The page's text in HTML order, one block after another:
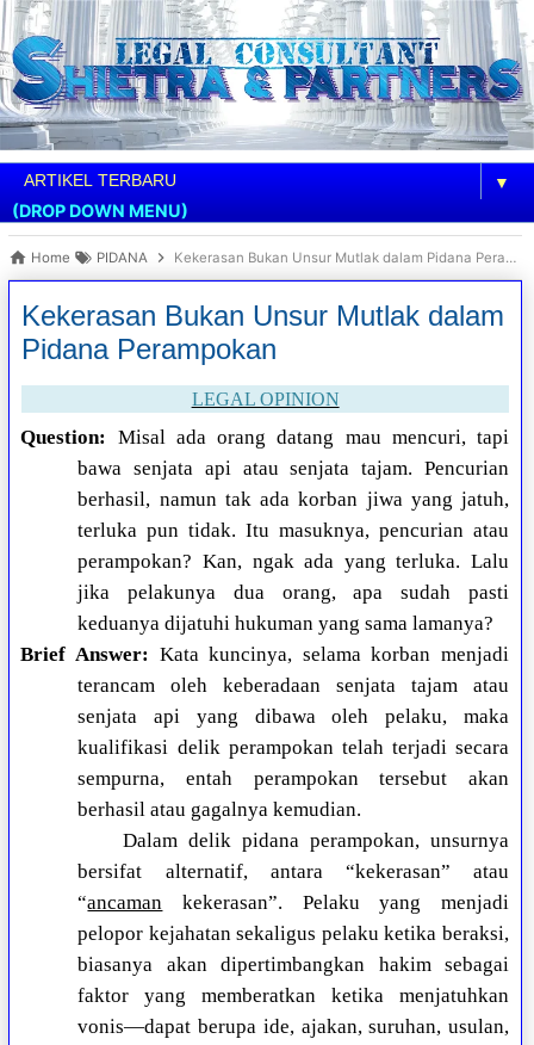
▼
(DROP DOWN MENU)
Home PIDANA Kekerasan Bukan Unsur Mutlak dalam Pidana Perampokan
Kekerasan Bukan Unsur Mutlak dalam
Pidana Perampokan
LEGAL OPINION
Question: Misal ada orang datang mau mencuri, tapi
bawa senjata api atau senjata tajam. Pencurian
berhasil, namun tak ada korban jiwa yang jatuh,
terluka pun tidak. Itu masuknya, pencurian atau
perampokan? Kan, ngak ada yang terluka. Lalu
jika pelakunya dua orang, apa sudah pasti
keduanya dijatuhi hukuman yang sama lamanya?
Brief Answer: Kata kuncinya, selama korban menjadi
terancam oleh keberadaan senjata tajam atau
senjata api yang dibawa oleh pelaku, maka
kualifikasi delik perampokan telah terjadi secara
sempurna, entah perampokan tersebut akan
berhasil atau gagalnya kemudian.
Dalam delik pidana perampokan, unsurnya
bersifat alternatif, antara “kekerasan” atau
“ancaman kekerasan”. Pelaku yang menjadi
pelopor kejahatan sekaligus pelaku ketika beraksi,
biasanya akan dipertimbangkan hakim sebagai
faktor yang memberatkan ketika menjatuhkan
vonis—dapat berupa ide, ajakan, suruhan, usulan,